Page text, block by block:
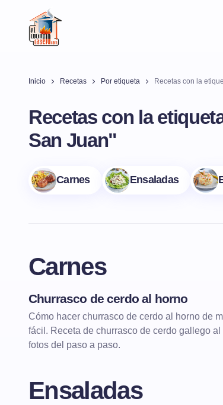
Inicio Recetas Por etiqueta Recetas con la
Recetas con la
San Juan"
Carnes Ensaladas
Carnes
Churrasco de cerdo al horno
Cómo hacer churrasco de cerdo al horno de
fácil. Receta de churrasco de cerdo gallego al
fotos del paso a paso.
Ensaladas